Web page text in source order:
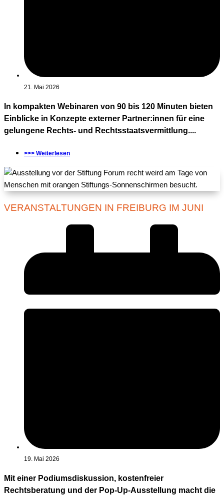
21. Mai 2026
In kompakten Webinaren von 90 bis 120 Minuten bieten
Einblicke in Konzepte externer Partner:innen für eine
gelungene Rechts- und Rechtsstaatsvermittlung....
>>> Weiterlesen
VERANSTALTUNGEN IN FREIBURG IM JUNI
19. Mai 2026
Mit einer Podiumsdiskussion, kostenfreier
Rechtsberatung und der Pop-Up-Ausstellung macht die